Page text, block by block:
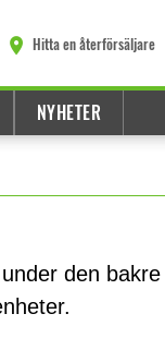
Hitta en återförsäljare
NYHETER
den